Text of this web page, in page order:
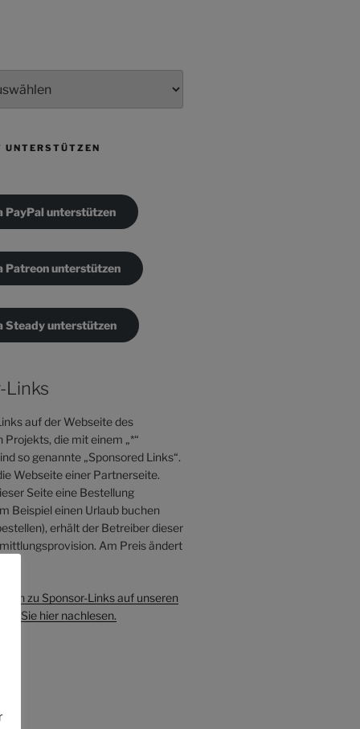
UNTERSTÜTZEN
PayPal unterstützen
Patreon unterstützen
Steady unterstützen
Links
auf der Webseite des
die mit einem „*“
so genannte „Sponsored Links“.
Webseite einer Partnerseite.
Seite eine Bestellung
Beispiel einen Urlaub buchen
erhält der Betreiber dieser
Am Preis ändert
zu Sponsor-Links auf unseren
Sie hier nachlesen.